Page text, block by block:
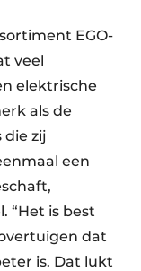
EGO-
veel
elektrische
als de
die zij
een
“Het is best
dat
is. Dat lukt